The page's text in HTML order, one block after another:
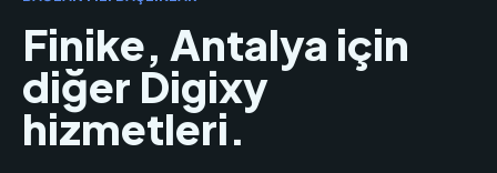
Finike, Antalya için
diğer Digixy
hizmetleri.